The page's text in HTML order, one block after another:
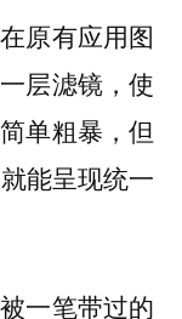
原有应用图
层滤镜，使
单粗暴，但
能呈现统一
一笔带过的